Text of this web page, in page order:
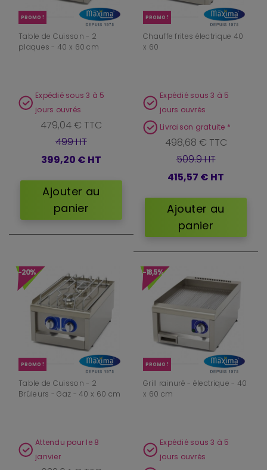
PROMO !
Table de Cuisson - 2
plaques - 40 x 60 cm
Expédié sous 3 à 5
jours ouvrés
479,04 € TTC
499 HT
399,20 € HT
Ajouter au
panier
PROMO !
Chauffe frites électrique 40
x 60
Expédié sous 3 à 5
jours ouvrés
Livraison gratuite *
498,68 € TTC
509.9 HT
415,57 € HT
Ajouter au
panier
-20%
PROMO !
Table de Cuisson - 2
Brûleurs - Gaz - 40 x 60 cm
Attendu pour le 8
janvier
-18,5%
PROMO !
Grill rainuré - électrique - 40
x 60 cm
Expédié sous 3 à 5
jours ouvrés